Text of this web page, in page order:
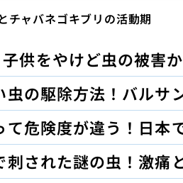
チャバネゴキブリの活動期
子供をやけど虫の被害
虫の駆除方法！バルサ
て危険度が違う！日本
刺された謎の虫！激痛